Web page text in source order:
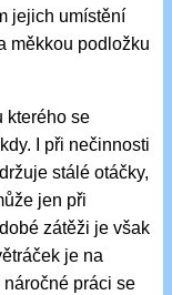
jejich umístění
měkkou podložku
kterého se
I při nečinnosti
stálé otáčky,
jen při
zátěži je však
je na
práci se